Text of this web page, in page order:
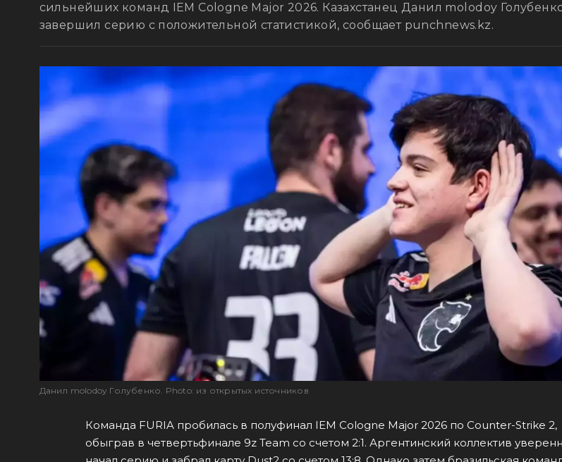
сильнейших команд IEM Cologne Major 2026. Казахстанец Данил molodoy
завершил серию с положительной статистикой, сообщает punchnews.kz.
Данил molodoy Голубенко. Photo: из открытых источников
Команда FURIA пробилась в полуфинал IEM Cologne Major 2026 по Counter-Strike 2,
обыграв в четвертьфинале 9z Team со счетом 2:1. Аргентинский коллектив